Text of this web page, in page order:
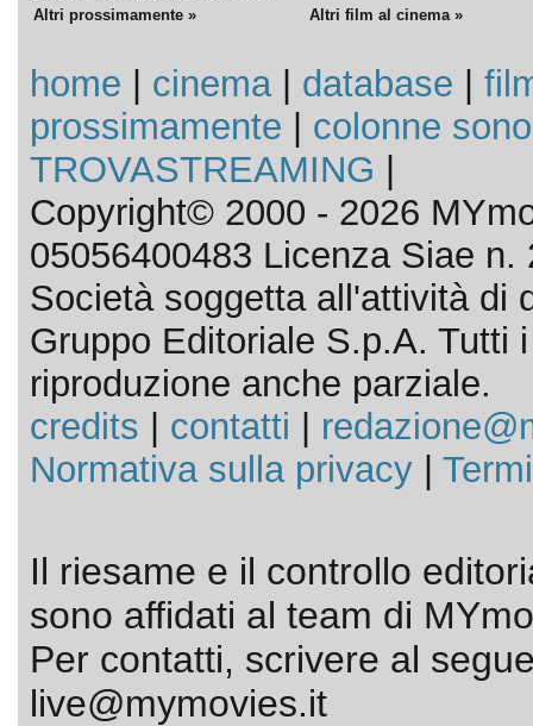
Altri prossimamente » Altri film al cinema »
home cinema| database
prossimamente
colonne
TROVASTREAMING
Copyright© 2000 - 2026
05056400483 Licenza Siae n.
Società soggetta all'attività di
Gruppo Editoriale S.p.A. Tutti
riproduzione anche parziale.
credits
contatti
Normativa sulla privacy|
Il riesame e il controllo
sono affidati al team di
Per contatti, scrivere al
live@mymovies.it